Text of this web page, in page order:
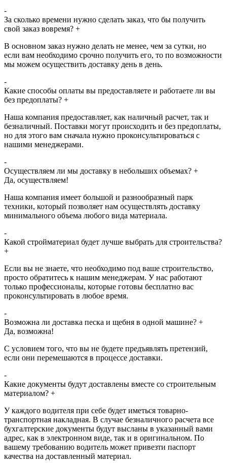
-
За сколько времени нужно сделать заказ, что бы получить
свой заказ вовремя? +
В основном заказ нужно делать не менее, чем за сутки, но
если вам необходимо срочно получить его, то по возможности
мы можем осуществить доставку день в день.
-
Какие способы оплаты вы предоставляете и работаете ли вы
без предоплаты? +
Наша компания предоставляет, как наличный расчет, так и
безналичный. Поставки могут происходить и без предоплаты,
но для этого вам сначала нужно проконсультироваться с
нашими менеджерами.
-
Осуществляем ли мы доставку в небольших объемах? +
Да, осуществляем!
Наша компания имеет большой и разнообразный парк
техники, который позволяет нам осуществлять доставку
минимального объема любого вида материала.
-
Какой стройматериал будет лучше выбрать для строительства?
+
Если вы не знаете, что необходимо под ваше строительство,
просто обратитесь к нашим менеджерам. У нас работают
только профессионалы, которые готовы бесплатно вас
проконсультировать в любое время.
-
Возможна ли доставка песка и щебня в одной машине? +
Да, возможна!
С условием того, что вы не будете предъявлять претензий,
если они перемешаются в процессе доставки.
-
Какие документы будут доставлены вместе со строительным
материалом? +
У каждого водителя при себе будет иметься товарно-
транспортная накладная. В случае безналичного расчета все
бухгалтерские документы будут высланы в указанный вами
адрес, как в электронном виде, так и в оригинальном. По
вашему требованию водитель может привезти паспорт
качества на доставленный материал.